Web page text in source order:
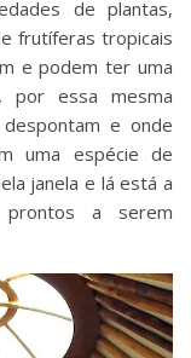
de plantas,
frutíferas tropicais
e podem ter uma
por essa mesma
e onde
uma espécie de
janela e lá está a
a serem